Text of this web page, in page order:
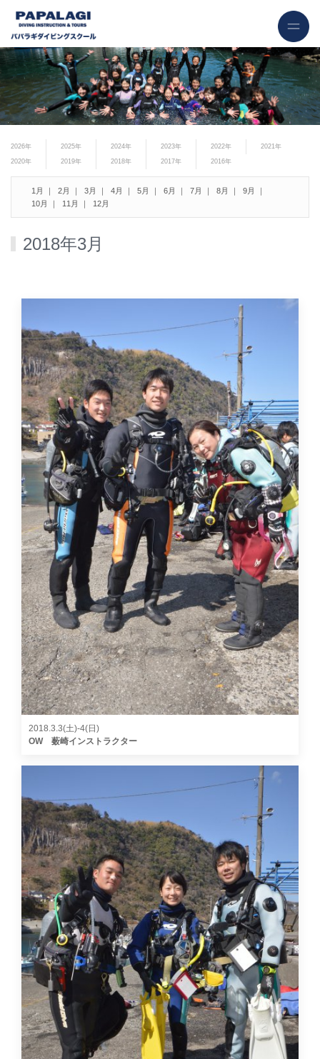
2026年 2025年 2024年 2023年 2022年 2021年
2020年 2019年 2018年 2017年 2016年
1月 2月 3月 4月 5月 6月 7月 8月
9月
10月
11月 12月
2018年3月
2018.3.3(土)-4(日)
OW 薮崎インストラクター